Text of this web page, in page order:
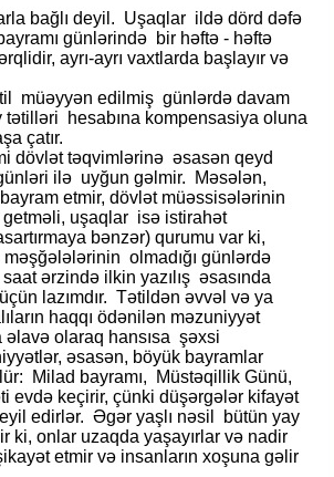
bağlı deyil. Uşaqlar ildə dörd dəfə
günlərində bir həftə - həftə
ayrı-ayrı vaxtlarda başlayır və
müəyyən edilmiş günlərdə davam
hesabına kompensasiya oluna
çatır.
dövlət təqvimlərinə əsasən qeyd
ilə uyğun gəlmir. Məsələn,
etmir, dövlət müəssisələrinin
getməli, uşaqlar isə istirahət
bənzər) qurumu var ki,
olmadığı günlərdə
ərzində ilkin yazılış əsasında
lazımdır. Tətildən əvvəl və ya
haqqı ödənilən məzuniyyət
olaraq hansısa şəxsi
əsasən, böyük bayramlar
Milad bayramı, Müstəqillik Günü,
evdə keçirir, çünki düşərgələr kifayət
edirlər. Əgər yaşlı nəsil bütün yay
ki, onlar uzaqda yaşayırlar və nadir
etmir və insanların xoşuna gəlir